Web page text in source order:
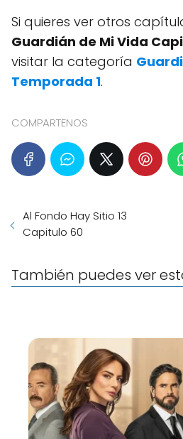
Si quieres ver otros
Guardián de Mi Vida
visitar la categoría
Temporada 1.
COMPARTENOS
Al Fondo Hay Sitio 13
Capitulo 60
También puedes ver